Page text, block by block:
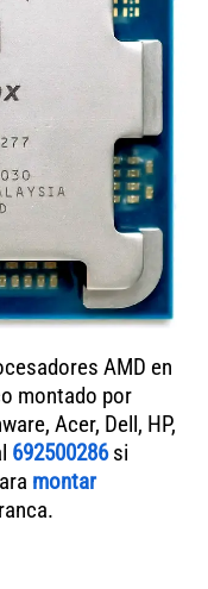
AMD en
montado por
Acer, Dell, HP,
692500286si
montar